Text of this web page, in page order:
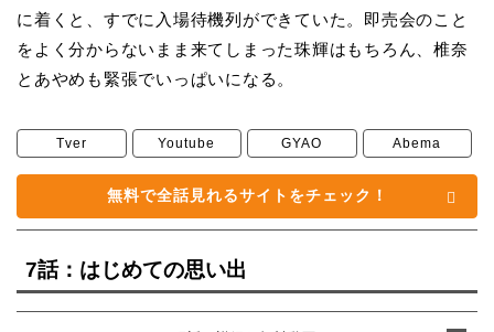
に着くと、すでに入場待機列ができていた。即売会のこと
をよく分からないまま来てしまった珠輝はもちろん、椎奈
とあやめも緊張でいっぱいになる。
Tver Youtube GYAO Abema
無料で全話見れるサイトをチェック！
7話：はじめての思い出